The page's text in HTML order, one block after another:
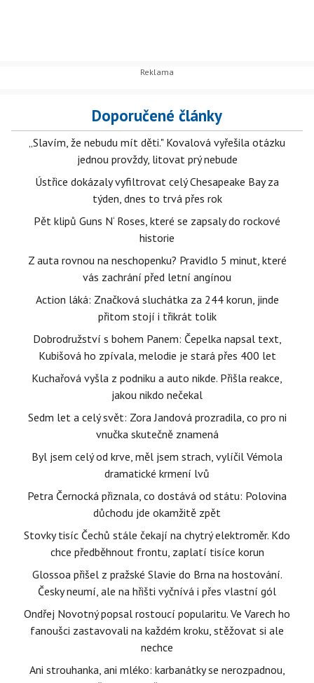
Doporučené články
„Slavím, že nebudu mít děti." Kovalová vyřešila otázku
jednou provždy, litovat prý nebude
Ústřice dokázaly vyfiltrovat celý Chesapeake Bay za
týden, dnes to trvá přes rok
Pět klipů Guns N‘ Roses, které se zapsaly do rockové
historie
Z auta rovnou na neschopenku? Pravidlo 5 minut, které
vás zachrání před letní angínou
Action láká: Značková sluchátka za 244 korun, jinde
přitom stojí i třikrát tolik
Dobrodružství s bohem Panem: Čepelka napsal text,
Kubišová ho zpívala, melodie je stará přes 400 let
Kuchařová vyšla z podniku a auto nikde. Přišla reakce,
jakou nikdo nečekal
Sedm let a celý svět: Zora Jandová prozradila, co pro ni
vnučka skutečně znamená
Byl jsem celý od krve, měl jsem strach, vylíčil Vémola
dramatické krmení lvů
Petra Černocká přiznala, co dostává od státu: Polovina
důchodu jde okamžitě zpět
Stovky tisíc Čechů stále čekají na chytrý elektroměr. Kdo
chce předběhnout frontu, zaplatí tisíce korun
Glossoa přišel z pražské Slavie do Brna na hostování.
Česky neumí, ale na hřišti vyčnívá i přes vlastní gól
Ondřej Novotný popsal rostoucí popularitu. Ve Varech ho
fanoušci zastavovali na každém kroku, stěžovat si ale
nechce
Ani strouhanka, ani mléko: karbanátky se nerozpadnou,